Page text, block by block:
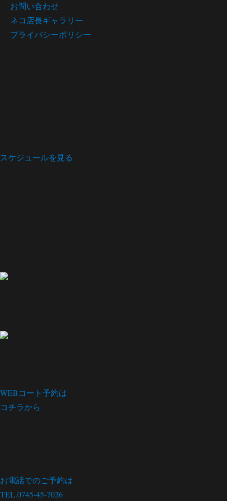
お問い合わせ
ネコ店長ギャラリー
プライバシーポリシー
スケジュールを見る
WEBコート予約は
コチラから
お電話でのご予約は
TEL.0745-45-7026